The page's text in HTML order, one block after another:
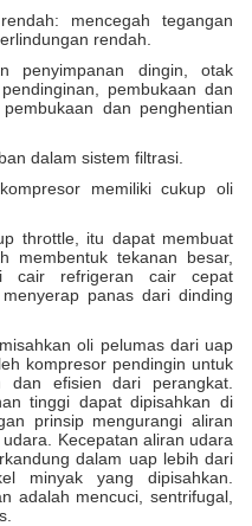
mencegah tegangan
rendah.
penyimpanan dingin, otak
pembukaan dan
dan penghentian
dalam sistem filtrasi.
memiliki cukup oli
throttle, itu dapat membuat
membentuk tekanan besar,
cair refrigeran cair cepat
panas dari dinding
oli pelumas dari uap
kompresor pendingin untuk
dan efisien dari perangkat.
tinggi dapat dipisahkan di
prinsip mengurangi aliran
Kecepatan aliran udara
dalam uap lebih dari
minyak yang dipisahkan.
adalah mencuci, sentrifugal,